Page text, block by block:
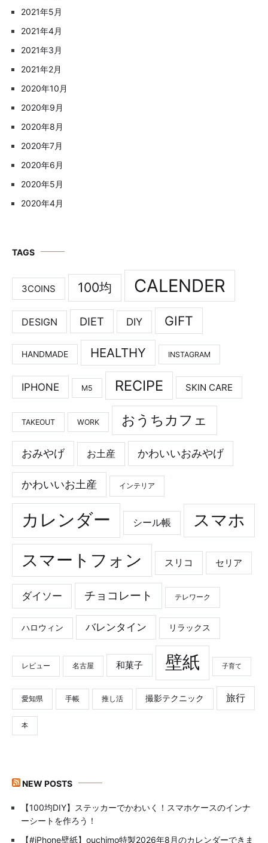
2021年5月
2021年4月
2021年3月
2021年2月
2020年10月
2020年9月
2020年8月
2020年7月
2020年6月
2020年5月
2020年4月
TAGS
3COINS 100均 CALENDER
DESIGN DIET DIY GIFT
HANDMADE HEALTHY INSTAGRAM
IPHONE M5 RECIPE SKIN CARE
TAKEOUT WORK おうちカフェ
おみやげ お土産 かわいいおみやげ
かわいいお土産 インテリア
カレンダー シール帳
スマホ
スマートフォン
スリコ セリア
ダイソー チョコレート テレワーク
ハロウィン バレンタイン リラックス
レビュー 名古屋 和菓子 壁紙 子育て
愛知県 手帳 推し活 撮影テクニック 旅行
本
NEW POSTS
【100均DIY】ステッカーでかわいく！スマホケースのインナ
ーシートを作ろう！
【#iPhone壁紙】ouchimo特製2026年8月のカレンダーできま